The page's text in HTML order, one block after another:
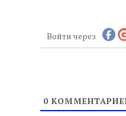
Войти через
0